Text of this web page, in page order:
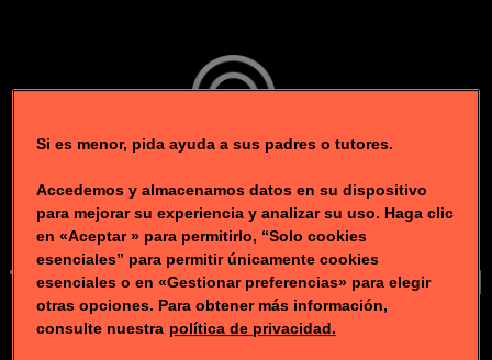
Toca para ocultar la barra del
navegador
Si es menor, pida ayuda a sus padres o tutores.
Accedemos y almacenamos datos en su dispositivo
para mejorar su experiencia y analizar su uso. Haga clic
en «Aceptar » para permitirlo, “Solo cookies
esenciales” para permitir únicamente cookies
esenciales o en «Gestionar preferencias» para elegir
otras opciones. Para obtener más información,
consulte nuestra política de privacidad.